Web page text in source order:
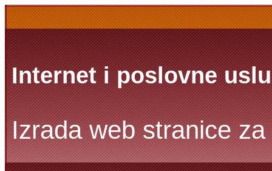
Internet i poslovne
Izrada web stranice